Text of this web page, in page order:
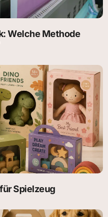
Welche Methode
Spielzeug